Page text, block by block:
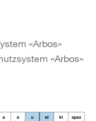
«Arbos»
«Arbos»